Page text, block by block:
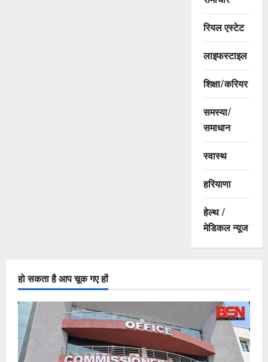
रियल एस्टेट
लाइफस्टाइल
शिक्षा/करियर
समस्या/
समाधान
स्वास्थ
हरियाणा
हेल्थ /
मेडिकल न्यूज
हो सकता है आप चूक गए हों